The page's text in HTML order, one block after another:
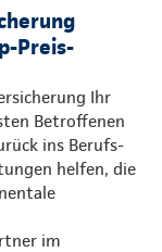
Preis-
Ihr
Betroffenen
ins Berufs-
helfen, die
im